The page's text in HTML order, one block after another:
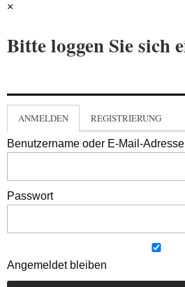
×
Bitte loggen Sie sich
ANMELDEN REGISTRIERUNG
Benutzername oder E-Mail-Adresse
Passwort
Angemeldet bleiben